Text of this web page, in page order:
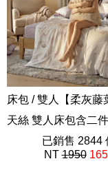
床包 / 雙人【柔灰藤
天絲 雙人床包含二
202605新品已銷售 2844
NT1950